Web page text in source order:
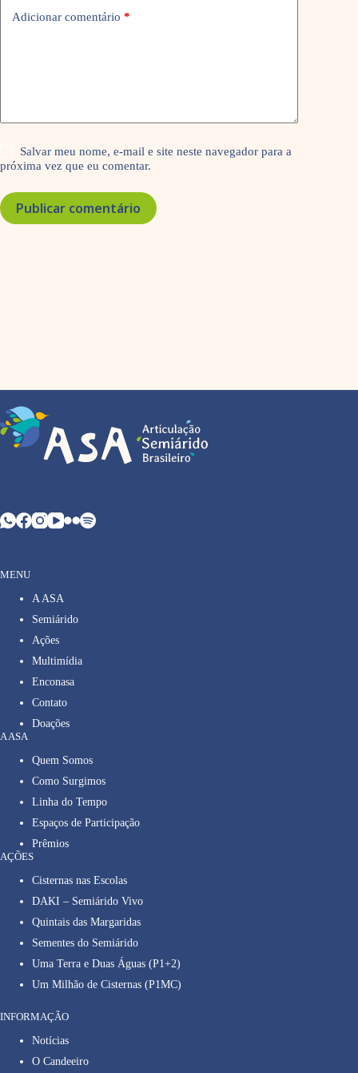
Adicionar comentário *
Salvar meu nome, e-mail e site neste navegador para a
próxima vez que eu comentar.
Publicar comentário
MENU
A ASA
Semiárido
Ações
Multimídia
Enconasa
Contato
Doações
A ASA
Quem Somos
Como Surgimos
Linha do Tempo
Espaços de Participação
Prêmios
AÇÕES
Cisternas nas Escolas
DAKI – Semiárido Vivo
Quintais das Margaridas
Sementes do Semiárido
Uma Terra e Duas Águas (P1+2)
Um Milhão de Cisternas (P1MC)
INFORMAÇÃO
Notícias
O Candeeiro